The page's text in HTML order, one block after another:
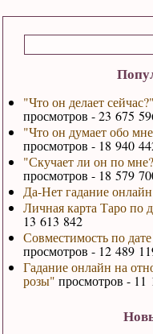
"Что он делает
просмотров - 23 675
"Что он думает обо
просмотров - 18 940
"Скучает ли он по
просмотров - 18 579
Да-Нет гадание онлайн
Личная карта Таро по
13 613 842
Совместимость по
просмотров - 12 489
Гадание онлайн на
розы" просмотров - 11